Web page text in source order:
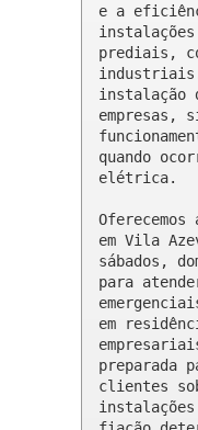
e a
prediais,
industriais.
instalação
empresas,
quando
elétrica.
em Vila
sábados,
para
em
preparada
clientes
instalações